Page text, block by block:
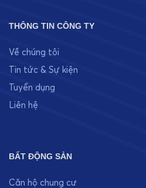
THÔNG TIN CÔNG TY
Về chúng tôi
Tin tức & Sự kiện
Tuyển dụng
Liên hệ
BẤT ĐỘNG SẢN
Căn hộ chung cư